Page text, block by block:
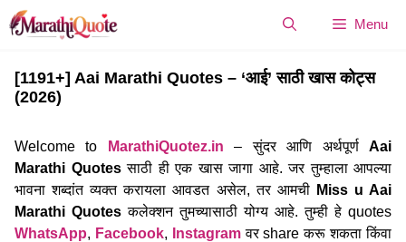
Skip
to
Menu
[1191+] Aai Marathi Quotes – ‘आई’ साठी खास कोट्स
(2026)
Welcome to MarathiQuotez.in – सुंदर आणि अर्थपूर्णAai
Marathi Quotesसाठी ही एक खास जागा आहे. जर तुम्हाला आपल्या
भावना शब्दांत व्यक्त करायला आवडत असेल, तर आमची Miss u Aai
Marathi Quotes कलेक्शन तुमच्यासाठी योग्य आहे. तुम्ही हे quotes
WhatsApp, Facebook, Instagramवर share करू शकता किंवा